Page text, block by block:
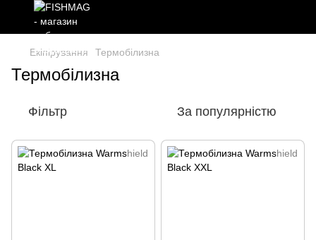
Екіпірування Термобілизна
Термобілизна
Фільтр За популярністю